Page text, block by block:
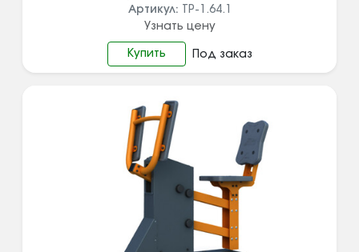
Артикул: ТР-1.64.1
Узнать цену
Купить Под заказ